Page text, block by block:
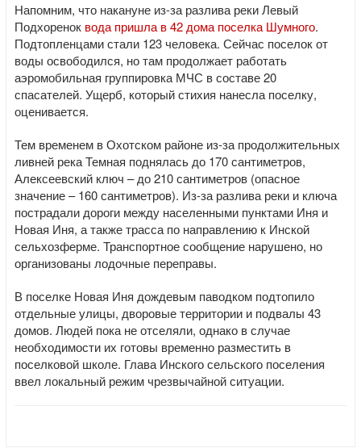
Напомним, что накануне из-за разлива реки Левый
Подхоренок вода пришла в 42 дома поселка Шумного.
Подтопленцами стали 123 человека. Сейчас поселок от
воды освободился, но там продолжает работать
аэромобильная группировка МЧС в составе 20
спасателей. Ущерб, который стихия нанесла поселку,
оценивается.
Тем временем в Охотском районе из-за продолжительных
ливней река Темная поднялась до 170 сантиметров,
Алексеевский ключ – до 210 сантиметров (опасное
значение – 160 сантиметров). Из-за разлива реки и ключа
пострадали дороги между населенными пунктами Иня и
Новая Иня, а также трасса по направлению к Инской
сельхозферме. Транспортное сообщение нарушено, но
организованы лодочные переправы.
В поселке Новая Иня дождевым паводком подтопило
отдельные улицы, дворовые территории и подвалы 43
домов. Людей пока не отселяли, однако в случае
необходимости их готовы временно разместить в
поселковой школе. Глава Инского сельского поселения
ввел локальный режим чрезвычайной ситуации.